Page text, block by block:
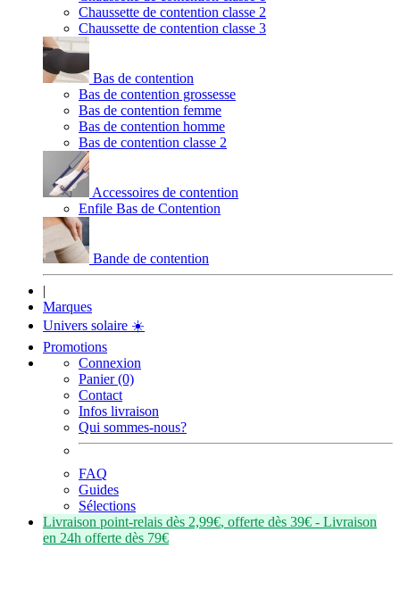
Chaussette de contention classe 2
Chaussette de contention classe 3
Bas de contention
Bas de contention grossesse
Bas de contention femme
Bas de contention homme
Bas de contention classe 2
Accessoires de contention
Enfile Bas de Contention
Bande de contention
|
Marques
Univers solaire ☀️
Promotions
Connexion
Panier (0)
Contact
Infos livraison
Qui sommes-nous?
FAQ
Guides
Sélections
Livraison point-relais dès 2,99€, offerte dès 39€ - Livraison
en 24h offerte dès 79€